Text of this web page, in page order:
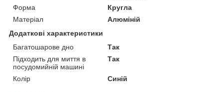
Форма
Кругла
Матеріал
Алюміній
Додаткові характеристики
Багатошарове дно
Так
Підходить для миття в
посудомийній машині
Так
Колір Синій